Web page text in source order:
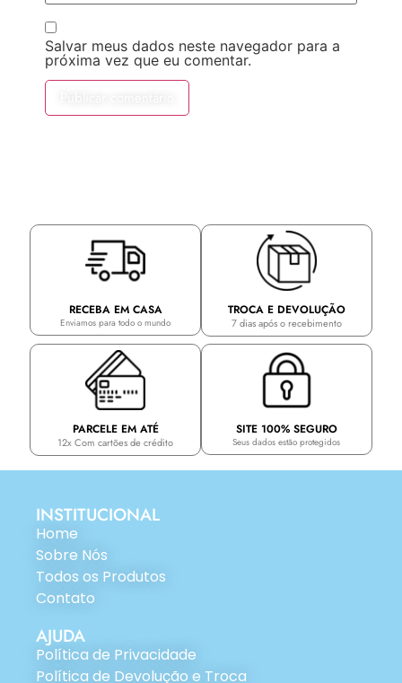
Salvar meus dados neste navegador para a
próxima vez que eu comentar.
RECEBA EM CASA
Enviamos para todo o mundo
TROCA E DEVOLUÇÃO
7 dias após o recebimento
PARCELE EM ATÉ
12x Com cartões de crédito
SITE 100% SEGURO
Seus dados estão protegidos
INSTITUCIONAL
Home
Sobre Nós
Todos os Produtos
Contato
AJUDA
Política de Privacidade
Política de Devolução e Troca